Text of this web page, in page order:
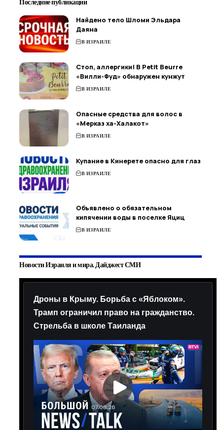
Найдено тело Шломи Эльдара
Даяна
В ИЗРАИЛЕ
Стоп, аллергики! В Petit Beurre
«Вилли-Фуд» обнаружен кунжут
В ИЗРАИЛЕ
Опасные средства для волос в
«Мерказ ха-Халакот»
В ИЗРАИЛЕ
Купание в Кинерете опасно для глаз
В ИЗРАИЛЕ
Объявлено о обязательном
кипячении воды в поселке Яциц
В ИЗРАИЛЕ
Новости Израиля и мира. Дайджест СМИ